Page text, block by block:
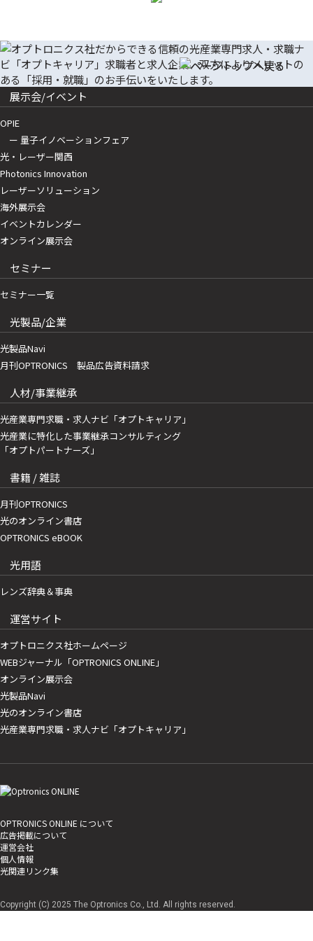
展示会/イベント
OPIE
ー 量子イノベーションフェア
光・レーザー関西
Photonics Innovation
レーザーソリューション
海外展示会
イベントカレンダー
オンライン展示会
セミナー
セミナー一覧
光製品/企業
光製品Navi
月刊OPTRONICS 製品広告資料請求
人材/事業継承
光産業専門求職・求人ナビ「オプトキャリア」
光産業に特化した事業継承コンサルティング
「オプトパートナーズ」
書籍 / 雑誌
月刊OPTRONICS
光のオンライン書店
OPTRONICS eBOOK
光用語
レンズ辞典＆事典
運営サイト
オプトロニクス社ホームページ
WEBジャーナル「OPTRONICS ONLINE」
オンライン展示会
光製品Navi
光のオンライン書店
光産業専門求職・求人ナビ「オプトキャリア」
OPTRONICS ONLINE について
広告掲載について
運営会社
個人情報
光関連リンク集
Copyright (C) 2025 The Optronics Co., Ltd. All rights reserved.